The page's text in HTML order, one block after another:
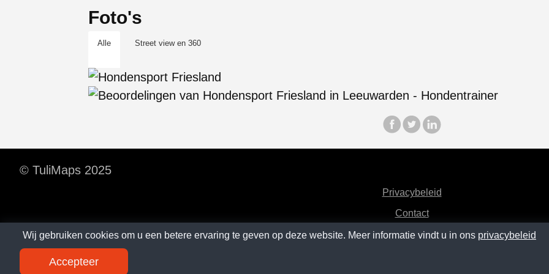
Foto's
Alle Street view en 360
© TuliMaps 2025
Privacybeleid
Contact
SM.0 SM.1 SM.2 SM.3 SM.4 SM.5
Wij gebruiken cookies om u een betere ervaring te geven op deze website. Meer informatie vindt u in ons privacybeleid
Accepteer